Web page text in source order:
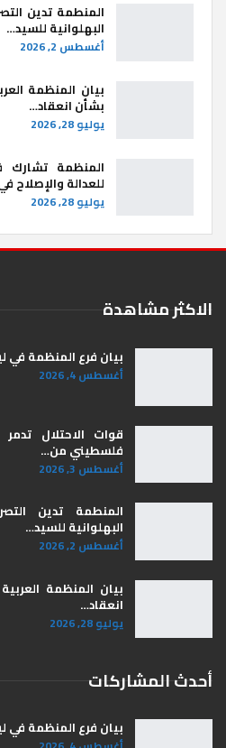
المنطمة تدين
البهلوانية للسيد…
أغسطس 2, 2026
بيان المنظمة
بشأن انعقاد…
يوليو 28, 2026
المنظمة تشارك
للعدالة والإصلاح
يوليو 28, 2026
الاكثر مشاهدة
بيان فرع المنظمة في
أغسطس 4, 2026
فلسطيني من…
أغسطس 3, 2026
المنطمة تدين
البهلوانية للسيد…
أغسطس 2, 2026
بيان المنظمة
انعقاد…
يوليو 28, 2026
أحدث المشاركات
بيان فرع المنظمة في